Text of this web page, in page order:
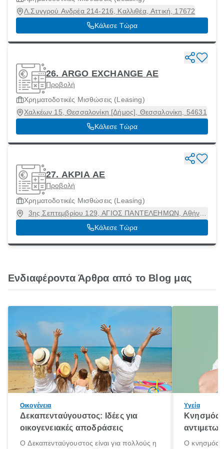
Λ.Συγγρού Ανδρέα 214-216, Καλλιθέα, Αττική, 17672
Κάλεσε Τώρα
26. ARGO EXCHANGE ΑΕ
Προβολή
Χρηματοδοτικές Μισθώσεις (Leasing)
Χαλκέων 15, Θεσσαλονίκη [Δήμος], Θεσσαλονίκη, 54631
Κάλεσε Τώρα
27. ΑΚΡΙΑ ΑΕ
Προβολή
Χρηματοδοτικές Μισθώσεις (Leasing)
3ης Σεπτεμβρίου 129, ΑΓΙΟΣ ΠΑΝΤΕΛΕΗΜΩΝ, Αθήνα
[Δήμος], Αττική, 11251
Κάλεσε Τώρα
Ενδιαφέροντα Άρθρα από το Blog μας
Οικογένεια
Δεκαπενταύγουστος: Ιδέες για
οικογενειακές αποδράσεις
Ο Δεκαπενταύγουστος είναι για πολλούς η
Υγεία
Κνησμός:
Ο κνησμός